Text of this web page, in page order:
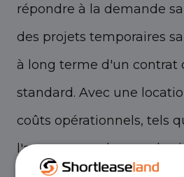
répondre à la demande
des projets temporaires
à long terme d'un contrat
standard. Avec une
coûts opérationnels, tels
l'assurance et la taxe de